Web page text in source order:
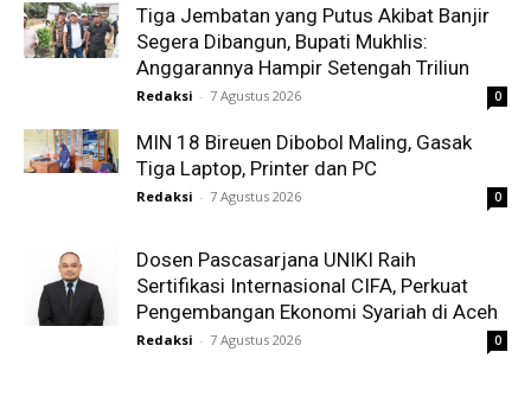
Tiga Jembatan yang Putus Akibat Banjir
Segera Dibangun, Bupati Mukhlis:
Anggarannya Hampir Setengah Triliun
Redaksi - 7 Agustus 2026 0
MIN 18 Bireuen Dibobol Maling, Gasak
Tiga Laptop, Printer dan PC
Redaksi - 7 Agustus 2026 0
Dosen Pascasarjana UNIKI Raih
Sertifikasi Internasional CIFA, Perkuat
Pengembangan Ekonomi Syariah di Aceh
Redaksi - 7 Agustus 2026 0